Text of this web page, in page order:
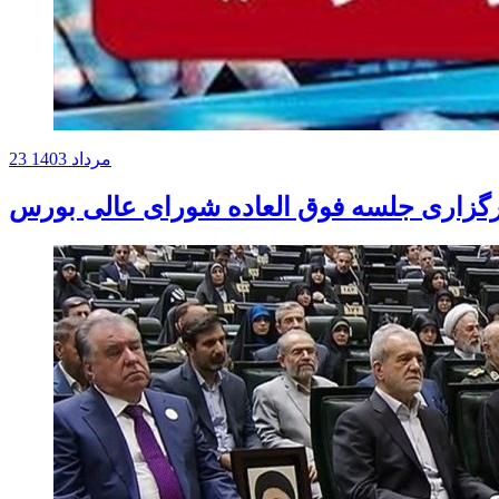
23 مرداد 1403
جلسه فوق العاده شورای عالی بورس